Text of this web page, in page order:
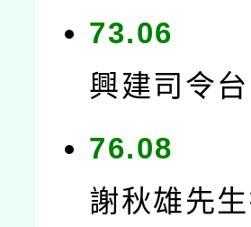
73.06
興建司令
76.08
謝秋雄先